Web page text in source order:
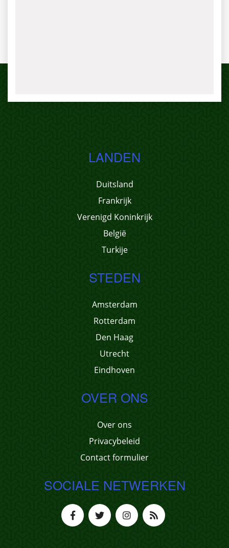
LANDEN
Duitsland
Frankrijk
Verenigd Koninkrijk
België
Turkije
STEDEN
Amsterdam
Rotterdam
Den Haag
Utrecht
Eindhoven
OVER ONS
Over ons
Privacybeleid
Contact formulier
SOCIALE NETWERKEN